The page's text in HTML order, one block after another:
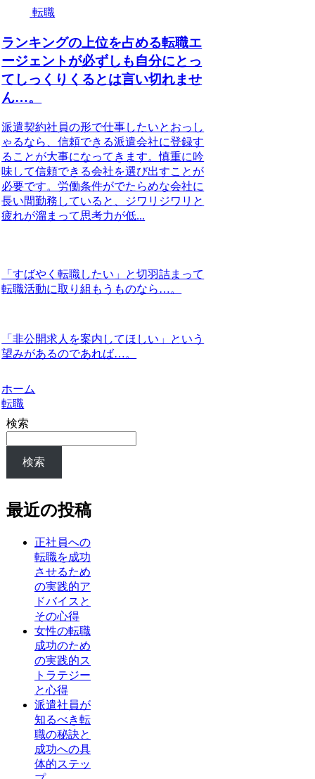
転職
ランキングの上位を占める転職エ
ージェントが必ずしも自分にとっ
てしっくりくるとは言い切れませ
ん…。
派遣契約社員の形で仕事したいとおっし
ゃるなら、信頼できる派遣会社に登録す
ることが大事になってきます。慎重に吟
味して信頼できる会社を選び出すことが
必要です。労働条件がでたらめな会社に
長い間勤務していると、ジワリジワリと
疲れが溜まって思考力が低...
「すばやく転職したい」と切羽詰まって
転職活動に取り組もうものなら…。
「非公開求人を案内してほしい」という
望みがあるのであれば…。
ホーム
転職
検索
検索
最近の投稿
正社員への
転職を成功
させるため
の実践的ア
ドバイスと
その心得
女性の転職
成功のため
の実践的ス
トラテジー
と心得
派遣社員が
知るべき転
職の秘訣と
成功への具
体的ステッ